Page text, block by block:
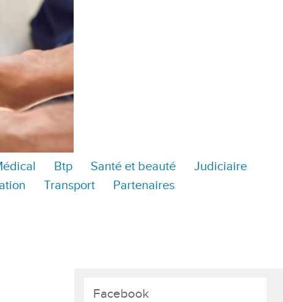
Btp Santé et beauté
Judiciaire
Transport Partenaires
Facebook